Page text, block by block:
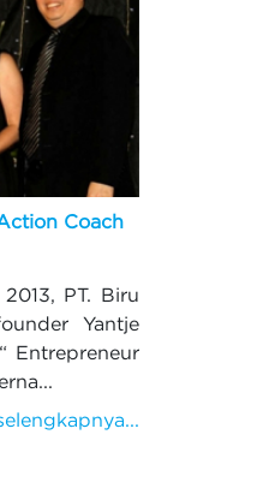
Coach
PT. Biru
Yantje
Entrepreneur